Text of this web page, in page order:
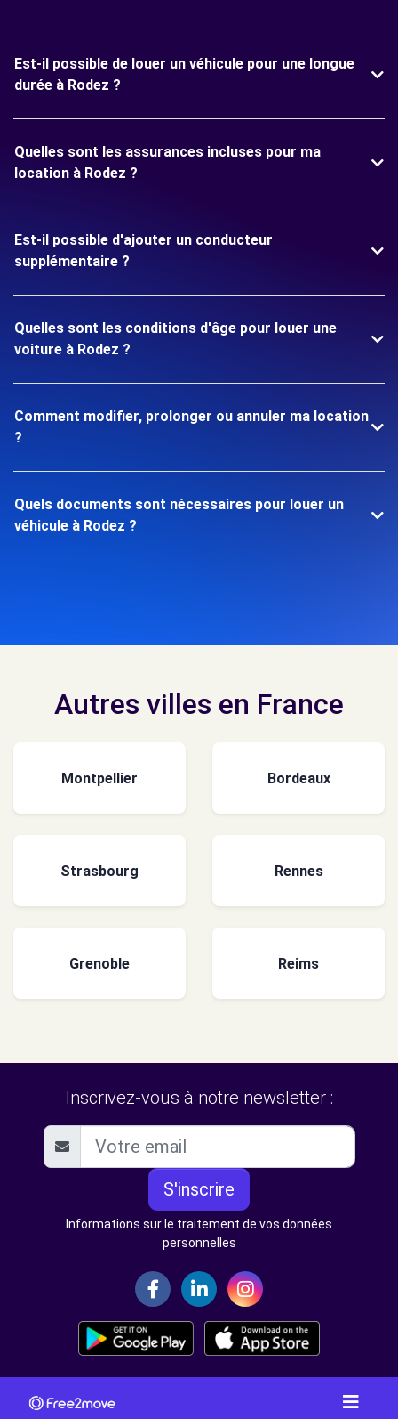
Est-il possible de louer un véhicule pour une longue
durée à Rodez ?
Quelles sont les assurances incluses pour ma
location à Rodez ?
Est-il possible d'ajouter un conducteur
supplémentaire ?
Quelles sont les conditions d'âge pour louer une
voiture à Rodez ?
Comment modifier, prolonger ou annuler ma location
?
Quels documents sont nécessaires pour louer un
véhicule à Rodez ?
Autres villes en France
Montpellier Bordeaux
Strasbourg Rennes
Grenoble Reims
Inscrivez-vous à notre newsletter :
S'inscrire
Informations sur le traitement de vos données
personnelles